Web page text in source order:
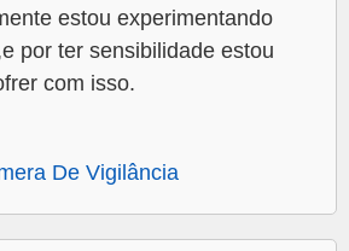
estou experimentando
por ter sensibilidade estou
com isso.
De Vigilância